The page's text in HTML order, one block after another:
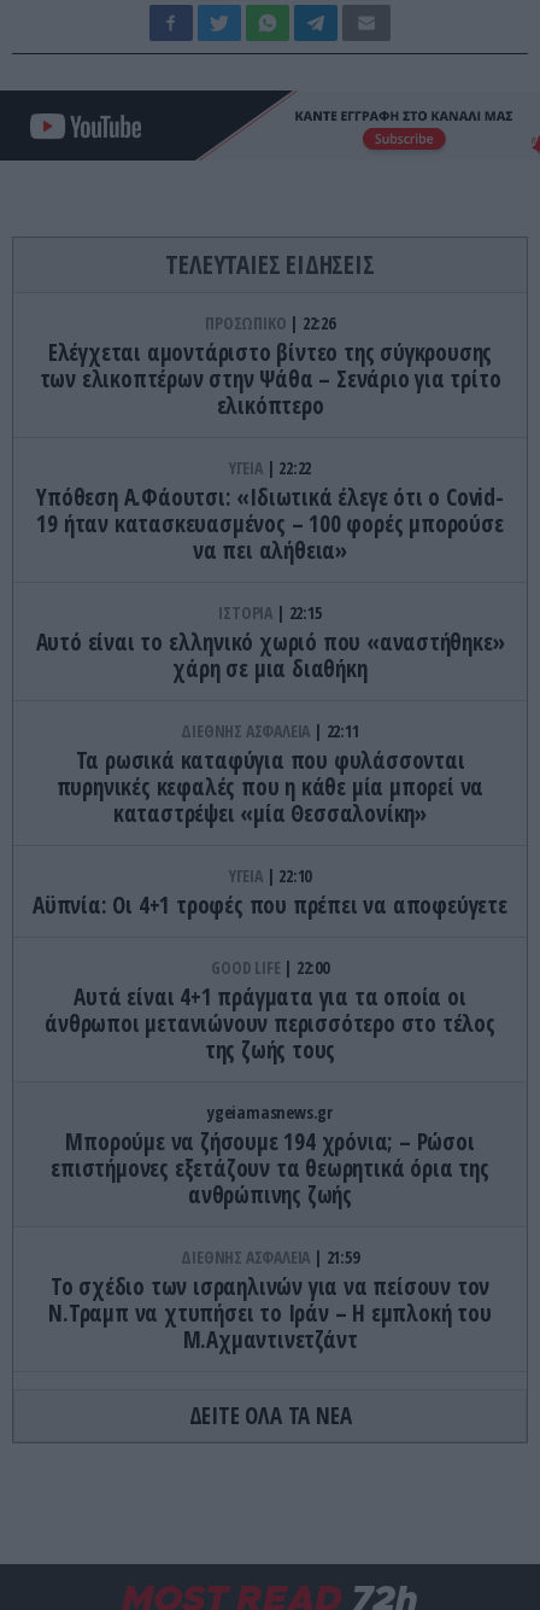
ΤΕΛΕΥΤΑΙΕΣ ΕΙΔΗΣΕΙΣ
ΠΡΟΣΩΠΙΚΟ 22:26
Ελέγχεται αμοντάριστο βίντεο της σύγκρουσης
των ελικοπτέρων στην Ψάθα – Σενάριο για τρίτο
ελικόπτερο
ΥΓΕΙΑ 22:22
Υπόθεση Α.Φάουτσι: «Ιδιωτικά έλεγε ότι ο Covid-
19 ήταν κατασκευασμένος – 100 φορές μπορούσε
να πει αλήθεια»
ΙΣΤΟΡΙΑ 22:15
Αυτό είναι το ελληνικό χωριό που «αναστήθηκε»
χάρη σε μια διαθήκη
ΔΙΕΘΝΗΣ ΑΣΦΑΛΕΙΑ 22:11
Τα ρωσικά καταφύγια που φυλάσσονται
πυρηνικές κεφαλές που η κάθε μία μπορεί να
καταστρέψει «μία Θεσσαλονίκη»
ΥΓΕΙΑ 22:10
Αϋπνία: Οι 4+1 τροφές που πρέπει να αποφεύγετε
GOOD LIFE 22:00
Αυτά είναι 4+1 πράγματα για τα οποία οι
άνθρωποι μετανιώνουν περισσότερο στο τέλος
της ζωής τους
ygeiamasnews.gr
Μπορούμε να ζήσουμε 194 χρόνια; – Ρώσοι
επιστήμονες εξετάζουν τα θεωρητικά όρια της
ανθρώπινης ζωής
ΔΙΕΘΝΗΣ ΑΣΦΑΛΕΙΑ 21:59
Το σχέδιο των ισραηλινών για να πείσουν τον
Ν.Τραμπ να χτυπήσει το Ιράν – Η εμπλοκή του
Μ.Αχμαντινετζάντ
ΕΣΩΤΕΡΙΚΗ ΑΣΦΑΛΕΙΑ 21:50
Συνελήφθησαν ο διευθυντής κι ο τεχνικός
έρθετε γρήγορα στα «ίσια» σας
ΔΕΙΤΕ ΟΛΑ ΤΑ ΝΕΑ
MOST READ 72h